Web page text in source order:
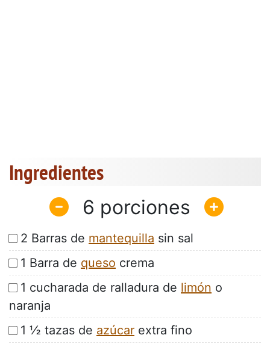
Ingredientes
6
2 Barras de mantequilla sin sal
1 Barra de queso crema
1 cucharada de ralladura de limón o
naranja
1 ½ tazas de azúcar extra fino